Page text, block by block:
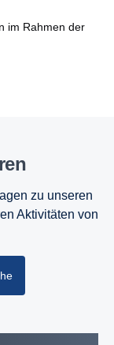
im Rahmen der
zu unseren
Aktivitäten von